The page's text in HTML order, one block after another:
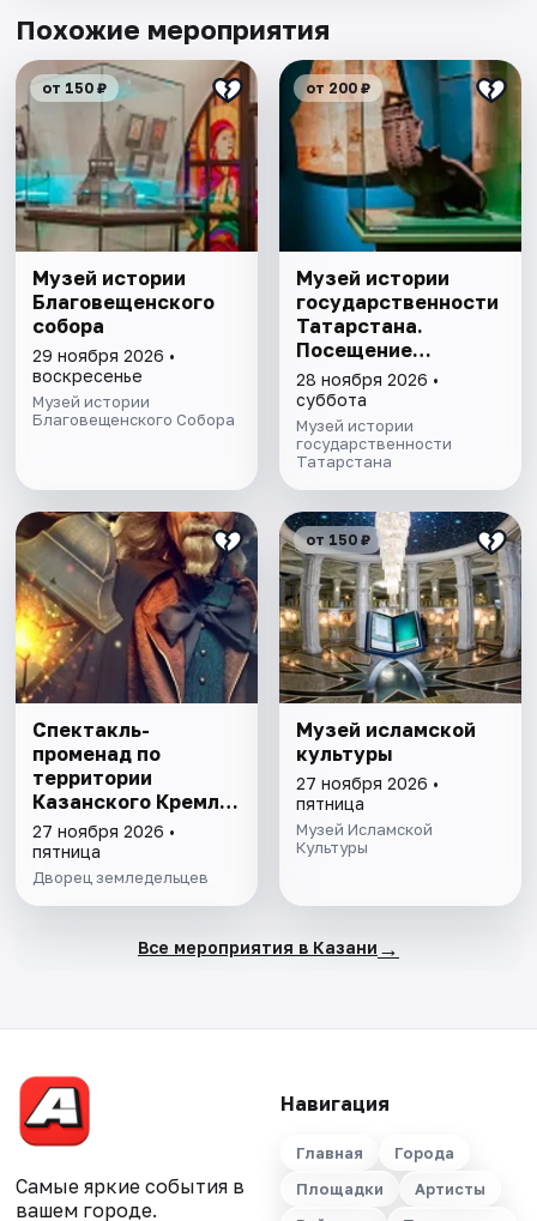
Похожие мероприятия
от 150 ₽
Музей истории
Благовещенского
собора
29 ноября 2026 •
воскресенье
Музей истории
Благовещенского Собора
от 200 ₽
Музей истории
государственности
Татарстана.
Посещение
выставочного зала
и экспозиции
28 ноября 2026 •
суббота
Музей истории
государственности
Татарстана
Спектакль-
променад по
территории
Казанского Кремля
с фонарщиком
Фаролеро
27 ноября 2026 •
пятница
Дворец земледельцев
от 150 ₽
Музей исламской
культуры
27 ноября 2026 •
пятница
Музей Исламской
Культуры
Все мероприятия в Казани →
Самые яркие события в
вашем городе.
Навигация
Главная
Города
Площадки
Артисты